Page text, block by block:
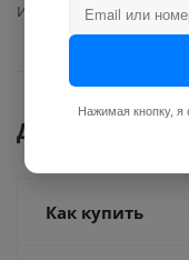
Импульсный выход
Документы
Как купить
Нажимая кнопку, я